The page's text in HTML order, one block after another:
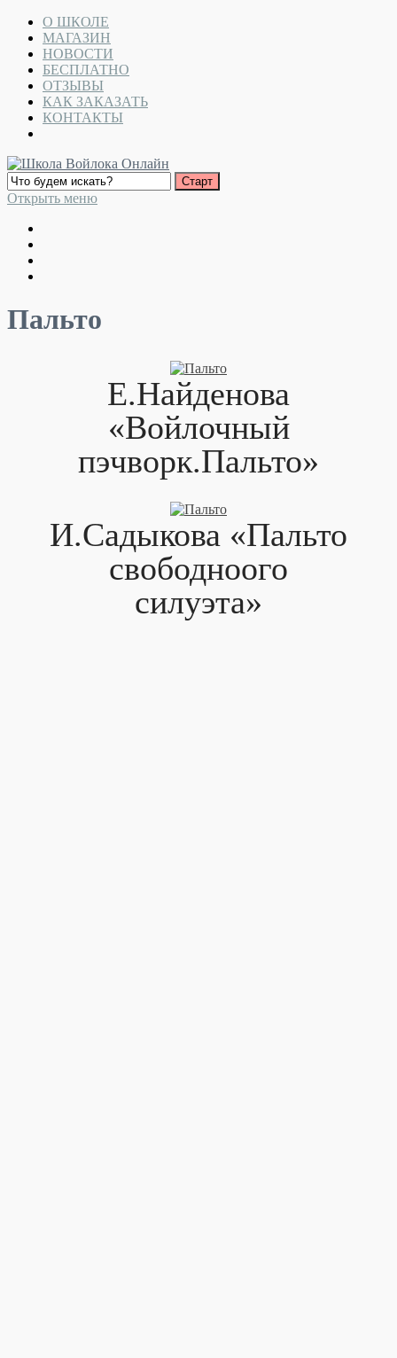
О ШКОЛЕ
МАГАЗИН
НОВОСТИ
БЕСПЛАТНО
ОТЗЫВЫ
КАК ЗАКАЗАТЬ
КОНТАКТЫ
Открыть меню
Пальто
Е.Найденова
«Войлочный
пэчворк.Пальто»
И.Садыкова «Пальто
свободноого
силуэта»